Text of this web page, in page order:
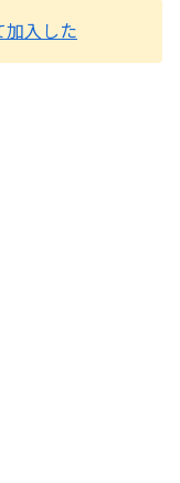
加入した